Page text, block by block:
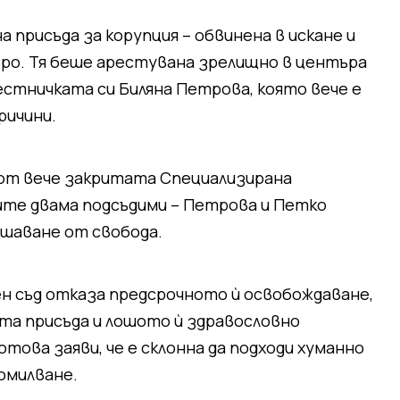
за корупция – обвинена в искане и
Тя беше арестувана зрелищно в центъра
си Биляна Петрова, която вече е
вече закритата Специализирана
двама подсъдими – Петрова и Петко
от свобода.
съд отказа предсрочното ѝ освобождаване,
присъда и лошото ѝ здравословно
заяви, че е склонна да подходи хуманно